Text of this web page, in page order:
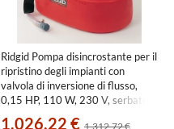
Ridgid Pompa disincrostante per il
ripristino degli impianti con
valvola di inversione di flusso,
0,15 HP, 110 W, 230 V, serbatoio
1.026,22 € 1.312,72 €